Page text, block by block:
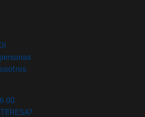
en nueva ventana)
(abre en nueva ventana)
(abre en nueva ventana)
00